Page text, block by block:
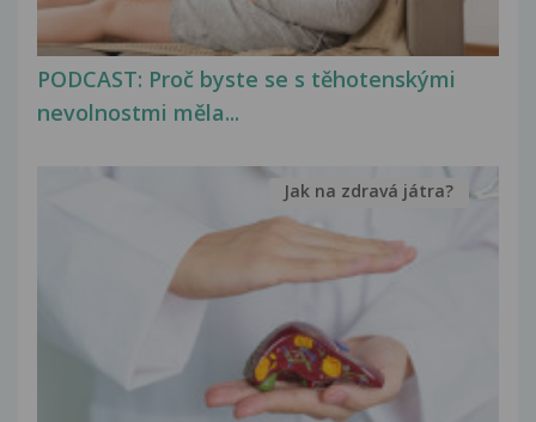
PODCAST: Proč byste se s těhotenskými
nevolnostmi měla...
Jak na zdravá játra?